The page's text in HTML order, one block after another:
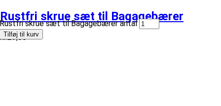
Rustfri skrue sæt til Bagagebærer
kr.29,00
Rustfri skrue sæt til Bagagebærer antal
Tilføj til kurv